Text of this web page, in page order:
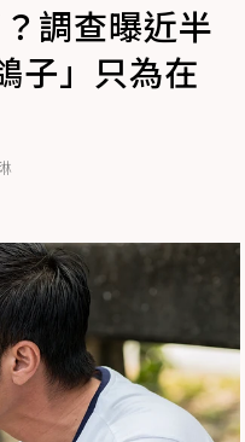
調查曝近半
子」只為在